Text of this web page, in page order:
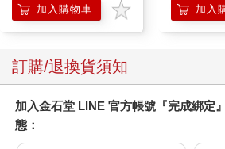
加入購物車 加入
訂購/退換貨須知
加入金石堂 LINE 官方帳號『完成綁定
態：